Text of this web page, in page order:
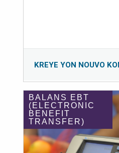
KREYE YON NOUVO
BALANS EBT
(ELECTRONIC
BENEFIT
TRANSFER)